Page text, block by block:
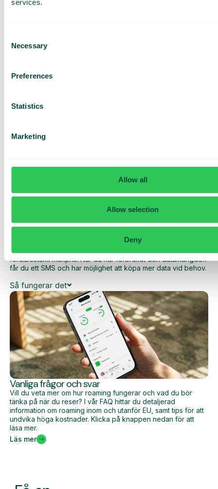
services.
Selection
Necessary
Preferences
Statistics
Marketing
Allow all
Allow selection
Deny
Med Daily Cost Control kan du som kund hålla bättre koll på
Den dagliga begränsningen har en viss mängd data till ett
förutbestämt maxpris. När du har förbrukat den datamängden
får du ett SMS och har möjlighet att köpa mer data vid behov.
Så fungerar det
Vanliga frågor och svar
Vill du veta mer om hur roaming fungerar och vad du bör
tänka på när du reser? I vår FAQ hittar du detaljerad
information om roaming inom och utanför EU, samt tips för att
undvika höga kostnader. Klicka på knappen nedan för att
läsa mer.
Läs mer